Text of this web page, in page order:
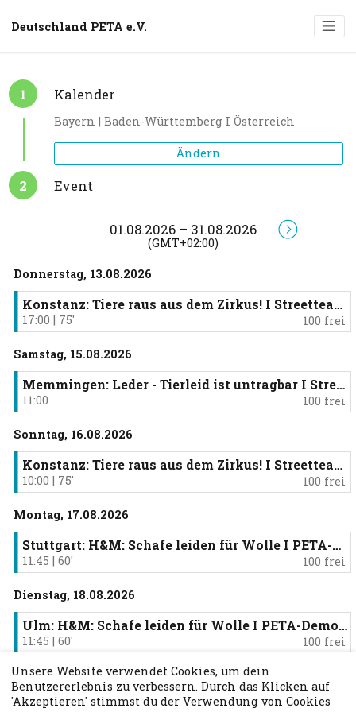
Unsere Website verwendet Cookies, um dein
Benutzererlebnis zu verbessern. Durch das Klicken auf
'Akzeptieren' stimmst du der Verwendung von Cookies
Deutschland PETA e.V.
1 Kalender
Hessen | Rheinland-Pfalz |
Saarland
Buchen
Bayern | Baden-Württemberg I
Österreich
Auswahl Behalten
Baden-Württemberg und Österreich.
Nordrhein-Westfalen
Buchen
Hier findest du alle Aktionen Nordrhein-
Bremen | Hamburg I
Holstein
Buchen
Hier findest du alle Aktionen im Raum Bremen,
Hamburg, Niedersachen und Schleswig-
Bayern | Baden-Württemberg I Österreich
Ändern
2 Event
(GMT+02:00)
01.08.2026 – 31.08.2026
Donnerstag, 13.08.2026
Konstanz: Tiere raus aus dem Zirkus! I Streetteam-Demo (17:00 -18:15 Uhr)
17:00 | 75′ 100 frei
Samstag, 15.08.2026
Memmingen: Leder - Tierleid ist untragbar I Streetteam-Demo (11-13:30 Uhr)
11:00 100 frei
Sonntag, 16.08.2026
Konstanz: Tiere raus aus dem Zirkus! I Streetteam-Demo (10:00 -11:15 Uhr)
10:00 | 75′ 100 frei
Montag, 17.08.2026
Stuttgart: H&M: Schafe leiden für Wolle I PETA-Demo (11:45-12:45 Uhr)
11:45 |60′ 100 frei
Dienstag, 18.08.2026
Ulm: H&M: Schafe leiden für Wolle I PETA-Demo (11:45-12:45 Uhr)
11:45 |60′ 100 frei
Mittwoch, 19.08.2026